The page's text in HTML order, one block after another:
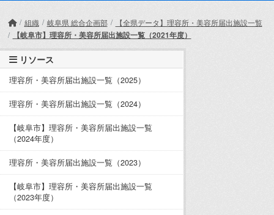
組織 岐阜県 総合企画部 【全県データ】理容所・美容所届出施設一覧
【岐阜市】理容所・美容所届出施設一覧（2021年度）
リソース
理容所・美容所届出施設一覧（2025）
理容所・美容所届出施設一覧（2024）
【岐阜市】理容所・美容所届出施設一覧
（2024年度）
理容所・美容所届出施設一覧（2023）
【岐阜市】理容所・美容所届出施設一覧
（2023年度）